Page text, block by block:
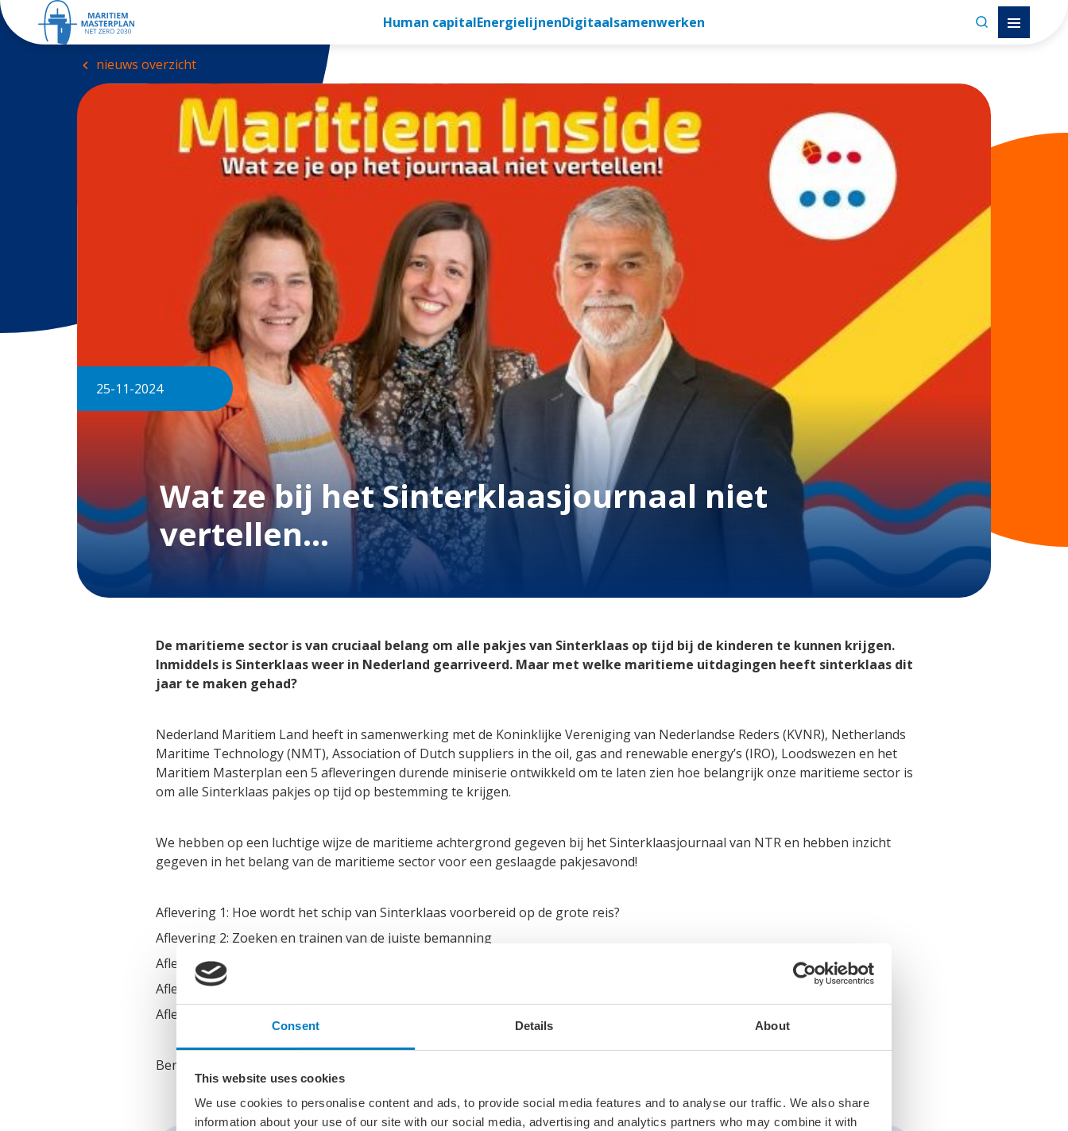
Consent Details About
This website uses cookies
We use cookies to personalise content and ads, to provide social media features and to analyse our traffic. We also share
information about your use of our site with our social media, advertising and analytics partners who may combine it with
Human capitalEnergielijnenDigitaalsamenwerken
nieuws overzicht
25-11-2024
Wat ze bij het Sinterklaasjournaal niet
vertellen...
De maritieme sector is van cruciaal belang om alle pakjes van Sinterklaas op tijd bij de kinderen te kunnen krijgen.
Inmiddels is Sinterklaas weer in Nederland gearriveerd. Maar met welke maritieme uitdagingen heeft sinterklaas dit
jaar te maken gehad?
Nederland Maritiem Land heeft in samenwerking met de Koninklijke Vereniging van Nederlandse Reders (KVNR), Netherlands
Maritime Technology (NMT), Association of Dutch suppliers in the oil, gas and renewable energy’s (IRO), Loodswezen en het
Maritiem Masterplan een 5 afleveringen durende miniserie ontwikkeld om te laten zien hoe belangrijk onze maritieme sector is
om alle Sinterklaas pakjes op tijd op bestemming te krijgen.
We hebben op een luchtige wijze de maritieme achtergrond gegeven bij het Sinterklaasjournaal van NTR en hebben inzicht
gegeven in het belang van de maritieme sector voor een geslaagde pakjesavond!
Aflevering 1: Hoe wordt het schip van Sinterklaas voorbereid op de grote reis?
Aflevering 2: Zoeken en trainen van de juiste bemanning
Aflevering 3: Veilig aan boord en op zee
Aflevering 4: Innovaties voor de toekomst
Aflevering 5: van zout naar zoet – de laatste etappe
Benieuwd naar de afleveringen? Ga naar ons